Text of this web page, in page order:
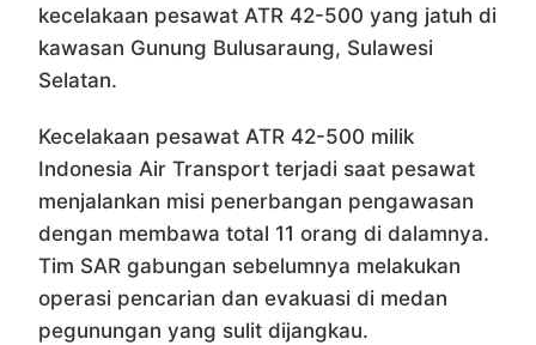
kecelakaan pesawat ATR 42-500 yang jatuh di
kawasan Gunung Bulusaraung, Sulawesi
Selatan.
Kecelakaan pesawat ATR 42-500 milik
Indonesia Air Transport terjadi saat pesawat
menjalankan misi penerbangan pengawasan
dengan membawa total 11 orang di dalamnya.
Tim SAR gabungan sebelumnya melakukan
operasi pencarian dan evakuasi di medan
pegunungan yang sulit dijangkau.